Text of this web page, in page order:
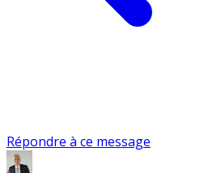
Répondre à ce message